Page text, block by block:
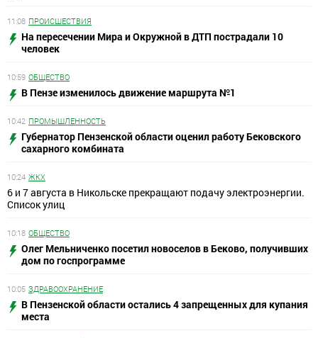
11:08 ПРОИСШЕСТВИЯ
На пересечении Мира и Окружной в ДТП пострадали 10
человек
10:59 ОБЩЕСТВО
В Пензе изменилось движение маршрута №1
10:42 ПРОМЫШЛЕННОСТЬ
Губернатор Пензенской области оценил работу Бековского
сахарного комбината
10:24 ЖКХ
6 и 7 августа в Никольске прекращают подачу электроэнергии.
Список улиц
10:18 ОБЩЕСТВО
Олег Мельниченко посетил новоселов в Беково, получивших
дом по госпрограмме
10:05 ЗДРАВООХРАНЕНИЕ
В Пензенской области остались 4 запрещенных для купания
места